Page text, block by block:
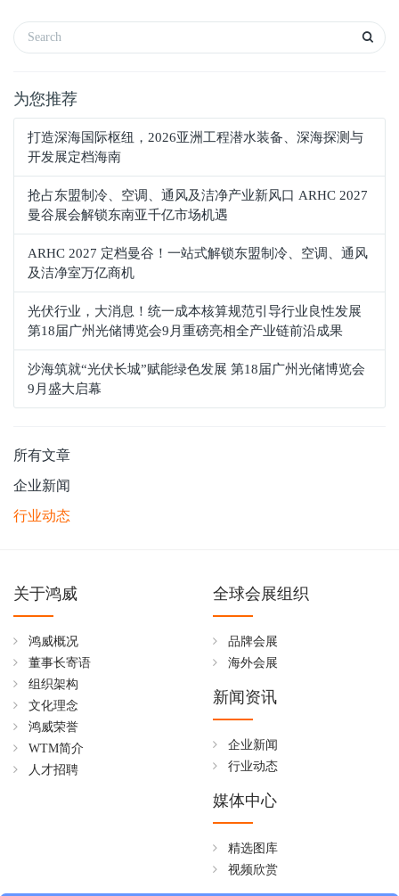
为您推荐
打造深海国际枢纽，2026亚洲工程潜水装备、深海探测与
开发展定档海南
抢占东盟制冷、空调、通风及洁净产业新风口 ARHC 2027
曼谷展会解锁东南亚千亿市场机遇
ARHC 2027 定档曼谷！一站式解锁东盟制冷、空调、通风
及洁净室万亿商机
光伏行业，大消息！统一成本核算规范引导行业良性发展
第18届广州光储博览会9月重磅亮相全产业链前沿成果
沙海筑就“光伏长城”赋能绿色发展 第18届广州光储博览会
9月盛大启幕
所有文章
企业新闻
行业动态
关于鸿威
鸿威概况
董事长寄语
组织架构
文化理念
鸿威荣誉
WTM简介
人才招聘
全球会展组织
品牌会展
海外会展
新闻资讯
企业新闻
行业动态
媒体中心
精选图库
视频欣赏